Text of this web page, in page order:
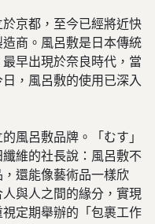
京都，至今已經將近快
商。風呂敷是日本傳統
最早出現於奈良時代，當
，風呂敷的使用已深入
風呂敷品牌。「むす」
維的社長說：風呂敷不
還能像藝術品一樣欣
與人之間的緣分，實現
視定期舉辦的「包裹工作